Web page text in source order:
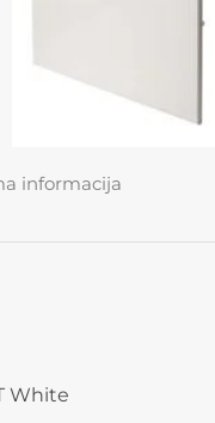
informacija
White